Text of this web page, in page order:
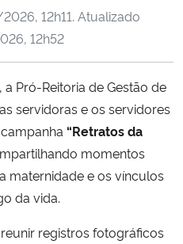
e Comunicações
12h11. Atualizado
12h52
Pró-Reitoria de Gestão de
servidoras e os servidores
“Retratos da
momentos
maternidade e os vínculos
da vida.
registros fotográficos